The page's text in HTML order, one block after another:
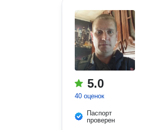
5.0
40 оценок
Паспорт
проверен